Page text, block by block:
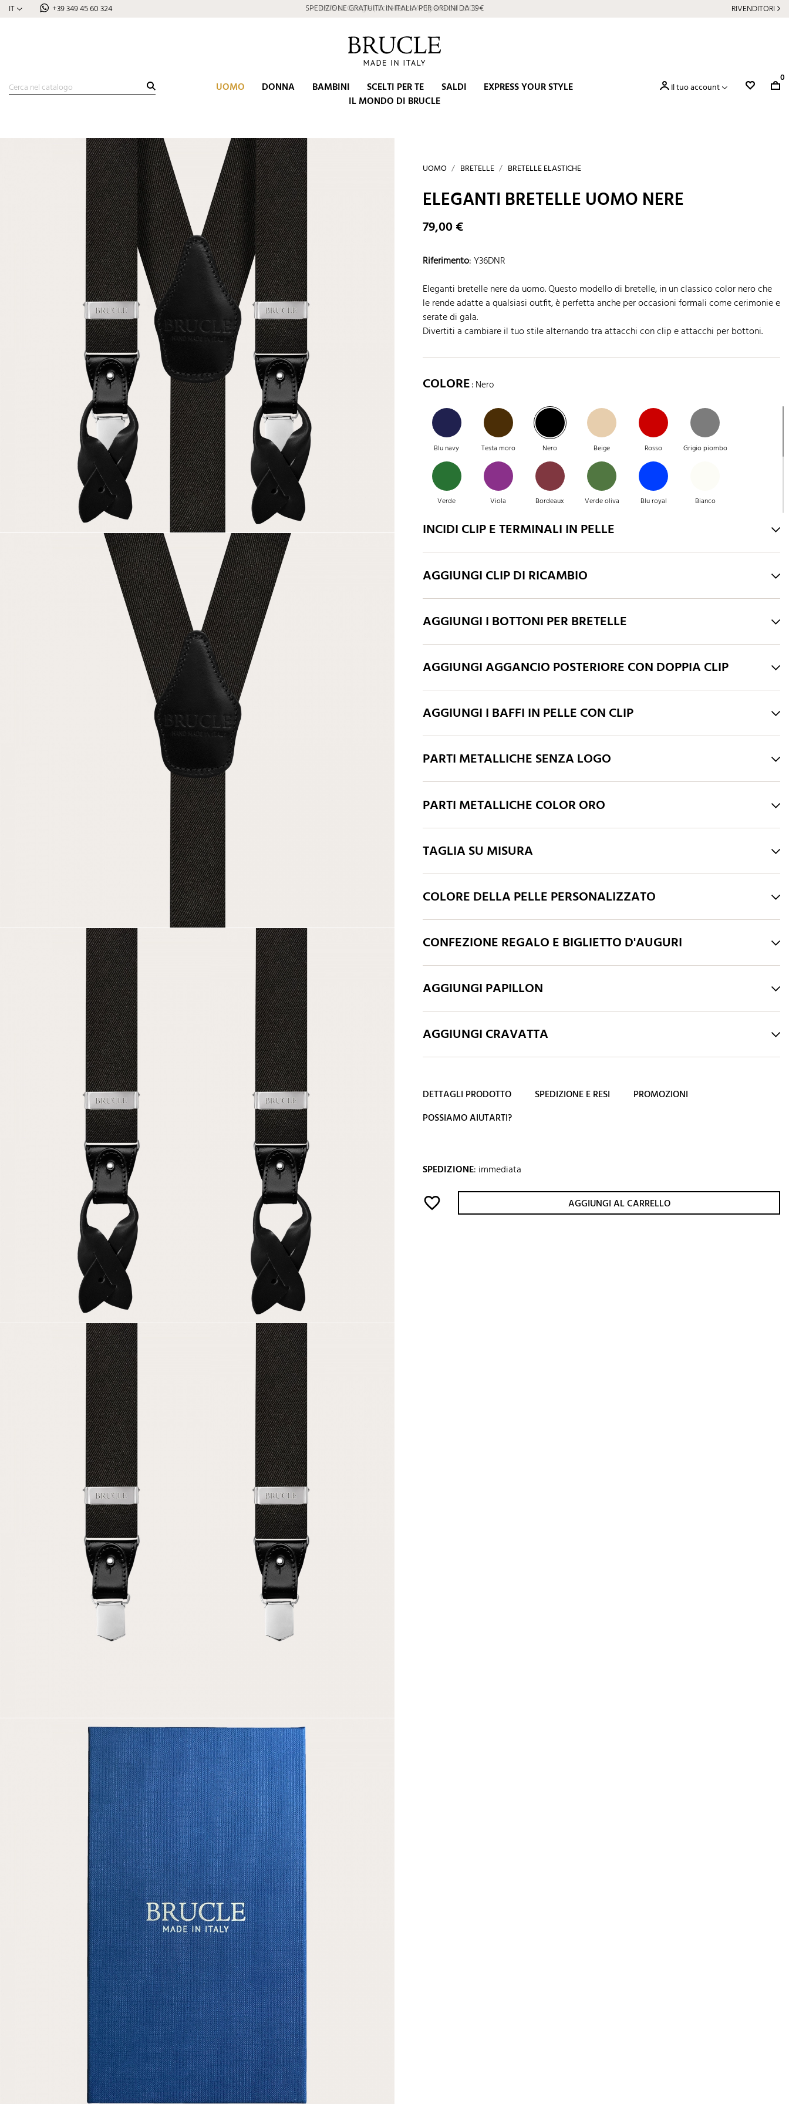
IT +39 349 45 60 324 ⭐ 4.9/5 su Google | Eccellenza Artigiana dal 2002 RIVENDITORI
UOMO DONNA BAMBINI SCELTI PER TE SALDI
EXPRESS YOUR STYLE
IL MONDO DI BRUCLE
Il tuo account
0
UOMO BRETELLE BRETELLE ELASTICHE
ELEGANTI BRETELLE UOMO NERE
79,00 €
Riferimento:Y36DNR
Eleganti bretelle nere da uomo. Questo modello di bretelle, in un classico color nero che
le rende adatte a qualsiasi outfit, è perfetta anche per occasioni formali come cerimonie e
serate di gala.
Divertiti a cambiare il tuo stile alternando tra attacchi con clip e attacchi per bottoni.
COLORE: Nero
Blu navy Testa moro Nero Beige Rosso Grigio piombo
Verde Viola Bordeaux Verde oliva Blu royal Bianco
Blu pelle
bordeaux
Celeste Arancione
Blu pelle
Blu avio Giallo
Giallo Marrone Grigio cenere
INCIDI CLIP E TERMINALI IN PELLE
AGGIUNGI CLIP DI RICAMBIO
AGGIUNGI I BOTTONI PER BRETELLE
AGGIUNGI AGGANCIO POSTERIORE CON DOPPIA CLIP
AGGIUNGI I BAFFI IN PELLE CON CLIP
PARTI METALLICHE SENZA LOGO
PARTI METALLICHE COLOR ORO
TAGLIA SU MISURA
COLORE DELLA PELLE PERSONALIZZATO
CONFEZIONE REGALO E BIGLIETTO D'AUGURI
AGGIUNGI PAPILLON
AGGIUNGI CRAVATTA
DETTAGLI PRODOTTO SPEDIZIONE E RESI
PROMOZIONI
POSSIAMO AIUTARTI?
SPEDIZIONE: immediata
favorite_border AGGIUNGI AL CARRELLO